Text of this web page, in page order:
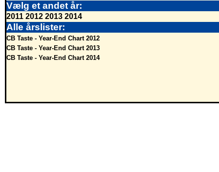
Vælg et andet år:
2011 2012 2013 2014
Alle årslister:
CB Taste - Year-End Chart 2012
CB Taste - Year-End Chart 2013
CB Taste - Year-End Chart 2014